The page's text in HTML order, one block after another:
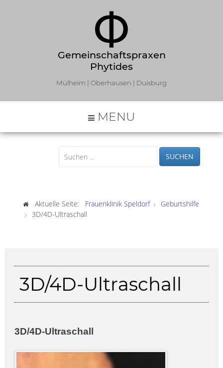
Gemeinschaftspraxen
Phytides
Mülheim | Oberhausen | Duisburg
MENU
SUCHEN
Aktuelle Seite: Frauenklinik Speldorf
Geburtshilfe
3D/4D-Ultraschall
3D/4D-Ultraschall
3D/4D-Ultraschall